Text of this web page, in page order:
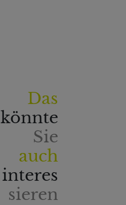
Das
könnte
Sie
auch
interes
sieren